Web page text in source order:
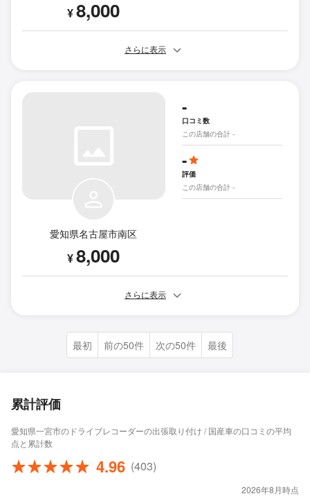
¥8,000
さらに表示
愛知県名古屋市南区
¥8,000
-
口コミ数
この店舗の合計 -
-
評価
この店舗の合計 -
さらに表示
最初 前の50件 次の50件 最後
累計評価
愛知県一宮市のドライブレコーダーの出張取り付け / 国産車の口コミの平均
点と累計数
4.96 (403)
2026年8月時点